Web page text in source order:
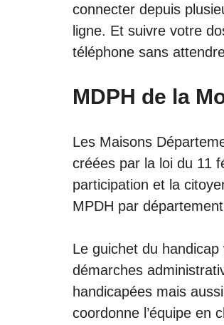
connecter depuis
ligne. Et suivre votre
téléphone sans
MDPH de la
Les Maisons
créées par la loi du 11
participation et la
MPDH par
Le guichet du
démarches
handicapées mais
coordonne l’équipe en